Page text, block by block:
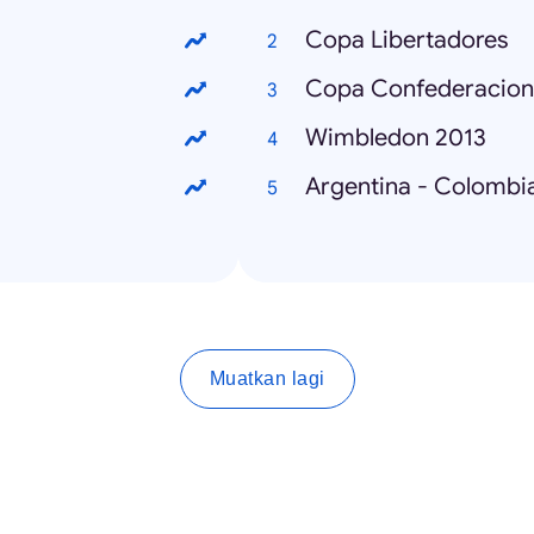
Copa Libertadores
Copa
Wimbledon 2013
Argentina -
Muatkan lagi